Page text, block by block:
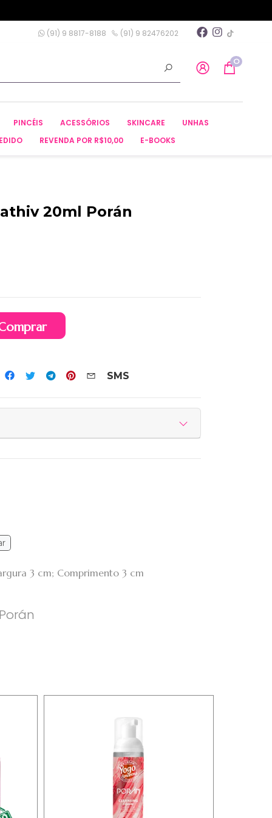
(91) 9 8817-8188 (91) 9 82476202
0
PINCÉIS ACESSÓRIOS SKINCARE
UNHAS
REVENDA POR R$10,00 E-BOOKS
20ml Porán
SMS
3 cm; Comprimento 3 cm